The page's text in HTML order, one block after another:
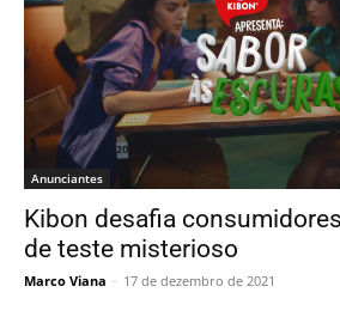
Anunciantes
Kibon desafia
de teste misterioso
Marco Viana - 17 de dezembro de 2021